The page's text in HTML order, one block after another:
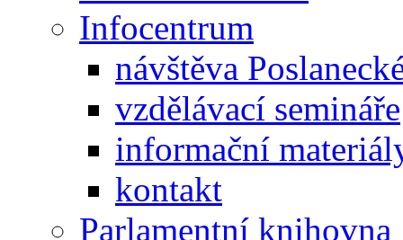
Infocentrum
návštěva
vzdělávací semináře
informační
kontakt
Parlamentní knihovna